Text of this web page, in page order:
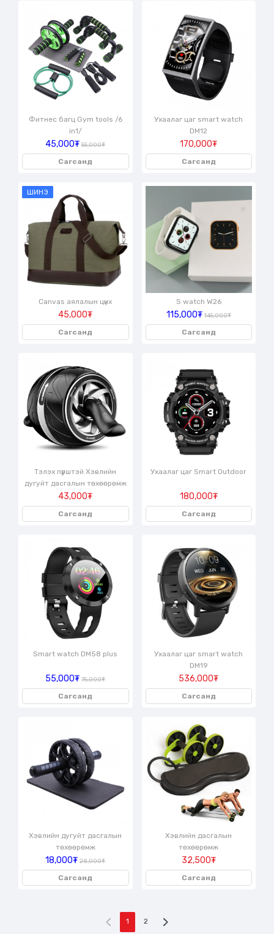
Фитнес багц Gym tools /6
in1/
45,000₮ 55,000₮
Сагсанд
Ухаалаг цаг smart watch
DM12
170,000₮
Сагсанд
ШИНЭ
Canvas аялалын цүнх
45,000₮
Сагсанд
S watch W26
115,000₮ 145,000₮
Сагсанд
Тэлэх пүрштэй Хэвлийн
дугуйт дасгалын төхөөрөмж
43,000₮
Сагсанд
Ухаалаг цаг Smart Outdoor
180,000₮
Сагсанд
Smart watch DM58 plus
55,000₮ 75,000₮
Сагсанд
Ухаалаг цаг smart watch
DM19
536,000₮
Сагсанд
Хэвлийн дугуйт дасгалын
төхөөрөмж
18,000₮ 28,000₮
Сагсанд
Хэвлийн дасгалын
төхөөрөмж
32,500₮
Сагсанд
1 2